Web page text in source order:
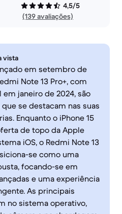
4,5/5
(139 avaliações)
vista
em setembro de
Note 13 Pro+, com
janeiro de 2024, são
se destacam nas suas
Enquanto o iPhone 15
de topo da Apple
iOS, o Redmi Note 13
se como uma
focando-se em
e uma experiência
As principais
no sistema operativo,